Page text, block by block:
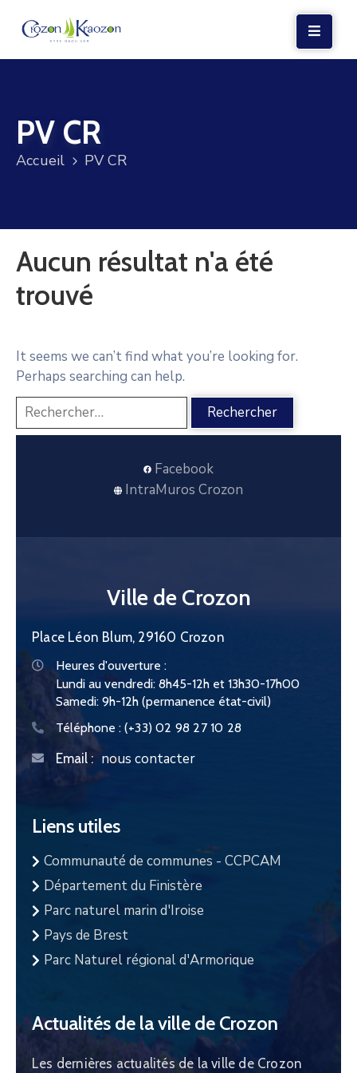
VIE
LOCALE
ET
MER
VOS
CONTACT
PV CR
Accueil PV CR
Aucun résultat n'a été
trouvé
It seems we can’t find what you’re looking for.
Perhaps searching can help.
Facebook
IntraMuros Crozon
Ville de Crozon
Place Léon Blum, 29160 Crozon
Heures d'ouverture :
Lundi au vendredi: 8h45-12h et 13h30-17h00
Samedi: 9h-12h (permanence état-civil)
Téléphone : (+33) 02 98 27 10 28
Email : nous contacter
Liens utiles
Communauté de communes - CCPCAM
Département du Finistère
Parc naturel marin d'Iroise
Pays de Brest
Parc Naturel régional d'Armorique
Actualités de la ville de Crozon
Les dernières actualités de la ville de Crozon